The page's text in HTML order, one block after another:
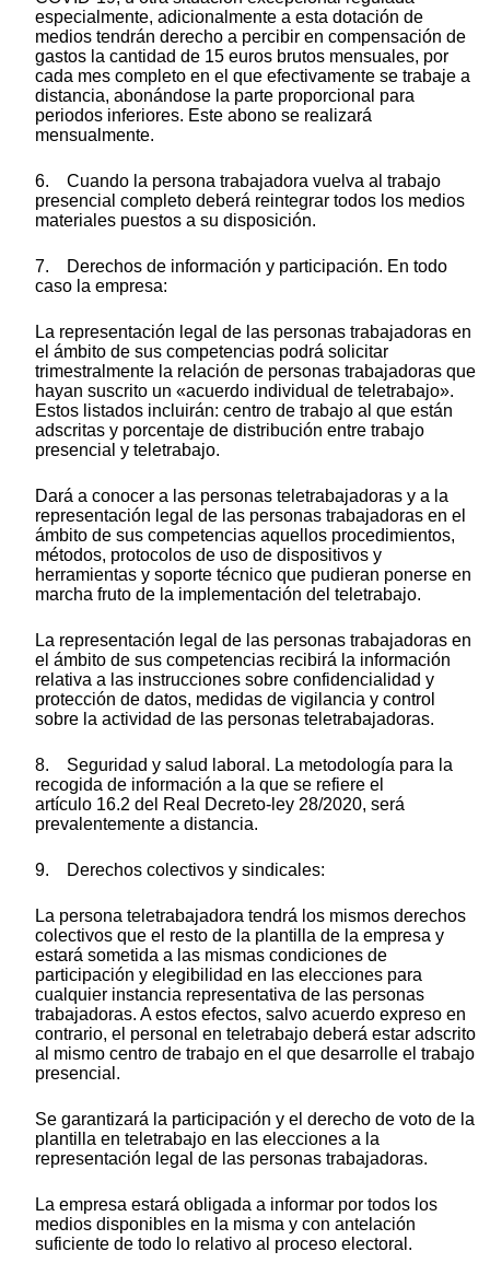
especialmente, adicionalmente a esta dotación de
medios tendrán derecho a percibir en compensación de
gastos la cantidad de 15 euros brutos mensuales, por
cada mes completo en el que efectivamente se trabaje a
distancia, abonándose la parte proporcional para
periodos inferiores. Este abono se realizará
mensualmente.
6. Cuando la persona trabajadora vuelva al trabajo
presencial completo deberá reintegrar todos los medios
materiales puestos a su disposición.
7. Derechos de información y participación. En todo
caso la empresa:
La representación legal de las personas trabajadoras en
el ámbito de sus competencias podrá solicitar
trimestralmente la relación de personas trabajadoras que
hayan suscrito un «acuerdo individual de teletrabajo».
Estos listados incluirán: centro de trabajo al que están
adscritas y porcentaje de distribución entre trabajo
presencial y teletrabajo.
Dará a conocer a las personas teletrabajadoras y a la
representación legal de las personas trabajadoras en el
ámbito de sus competencias aquellos procedimientos,
métodos, protocolos de uso de dispositivos y
herramientas y soporte técnico que pudieran ponerse en
marcha fruto de la implementación del teletrabajo.
La representación legal de las personas trabajadoras en
el ámbito de sus competencias recibirá la información
relativa a las instrucciones sobre confidencialidad y
protección de datos, medidas de vigilancia y control
sobre la actividad de las personas teletrabajadoras.
8. Seguridad y salud laboral. La metodología para la
recogida de información a la que se refiere el
artículo 16.2 del Real Decreto-ley 28/2020, será
prevalentemente a distancia.
9. Derechos colectivos y sindicales:
La persona teletrabajadora tendrá los mismos derechos
colectivos que el resto de la plantilla de la empresa y
estará sometida a las mismas condiciones de
participación y elegibilidad en las elecciones para
cualquier instancia representativa de las personas
trabajadoras. A estos efectos, salvo acuerdo expreso en
contrario, el personal en teletrabajo deberá estar adscrito
al mismo centro de trabajo en el que desarrolle el trabajo
presencial.
Se garantizará la participación y el derecho de voto de la
plantilla en teletrabajo en las elecciones a la
representación legal de las personas trabajadoras.
La empresa estará obligada a informar por todos los
medios disponibles en la misma y con antelación
suficiente de todo lo relativo al proceso electoral.